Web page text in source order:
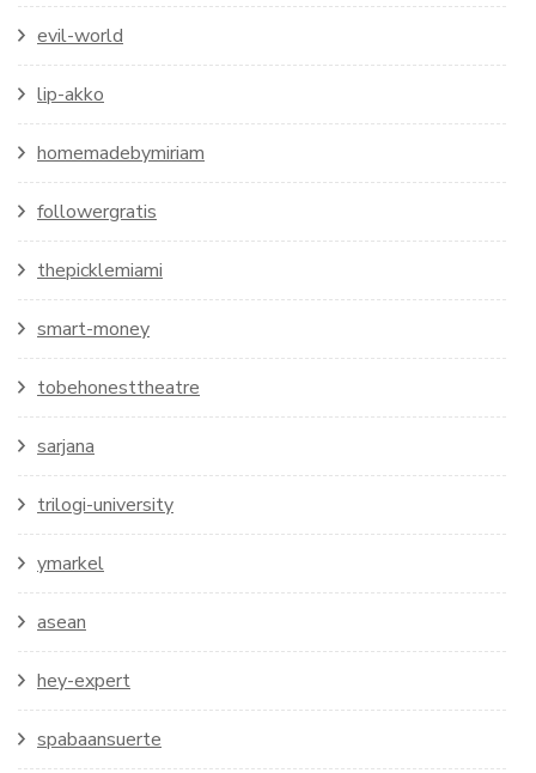
evil-world
lip-akko
homemadebymiriam
followergratis
thepicklemiami
smart-money
tobehonesttheatre
sarjana
trilogi-university
ymarkel
asean
hey-expert
spabaansuerte